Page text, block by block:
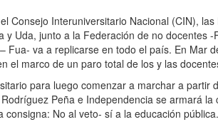
Consejo Interuniversitario Nacional (CIN),
Uda, junto a la Federación de no docentes -
Fua- va a replicarse en todo el país. En Mar
el marco de un paro total de los y las
para luego comenzar a marchar a partir
Peña e Independencia se armará la
No al veto- sí a la educación pública.